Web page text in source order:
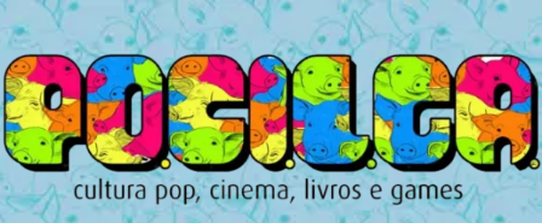
Ir
para
o
conteúdo